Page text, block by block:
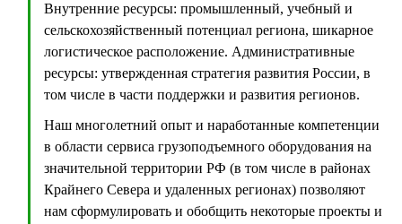
Внутренние ресурсы: промышленный, учебный и
сельскохозяйственный потенциал региона, шикарное
логистическое расположение. Административные
ресурсы: утвержденная стратегия развития России, в
том числе в части поддержки и развития регионов.
Наш многолетний опыт и наработанные компетенции
в области сервиса грузоподъемного оборудования на
значительной территории РФ (в том числе в районах
Крайнего Севера и удаленных регионах) позволяют
нам сформулировать и обобщить некоторые проекты и